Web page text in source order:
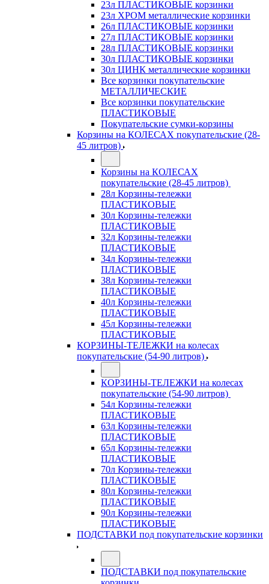
23л ПЛАСТИКОВЫЕ корзинки
23л ХРОМ металлические корзинки
26л ПЛАСТИКОВЫЕ корзинки
27л ПЛАСТИКОВЫЕ корзинки
28л ПЛАСТИКОВЫЕ корзинки
30л ПЛАСТИКОВЫЕ корзинки
30л ЦИНК металлические корзинки
Все корзинки покупательские
МЕТАЛЛИЧЕСКИЕ
Все корзинки покупательские
ПЛАСТИКОВЫЕ
Покупательские сумки-корзины
Корзины на КОЛЕСАХ покупательские (28-
45 литров)
Корзины на КОЛЕСАХ
покупательские (28-45 литров)
28л Корзины-тележки
ПЛАСТИКОВЫЕ
30л Корзины-тележки
ПЛАСТИКОВЫЕ
32л Корзины-тележки
ПЛАСТИКОВЫЕ
34л Корзины-тележки
ПЛАСТИКОВЫЕ
38л Корзины-тележки
ПЛАСТИКОВЫЕ
40л Корзины-тележки
ПЛАСТИКОВЫЕ
45л Корзины-тележки
ПЛАСТИКОВЫЕ
КОРЗИНЫ-ТЕЛЕЖКИ на колесах
покупательские (54-90 литров)
КОРЗИНЫ-ТЕЛЕЖКИ на колесах
покупательские (54-90 литров)
54л Корзины-тележки
ПЛАСТИКОВЫЕ
63л Корзины-тележки
ПЛАСТИКОВЫЕ
65л Корзины-тележки
ПЛАСТИКОВЫЕ
70л Корзины-тележки
ПЛАСТИКОВЫЕ
80л Корзины-тележки
ПЛАСТИКОВЫЕ
90л Корзины-тележки
ПЛАСТИКОВЫЕ
ПОДСТАВКИ под покупательские корзинки
ПОДСТАВКИ под покупательские